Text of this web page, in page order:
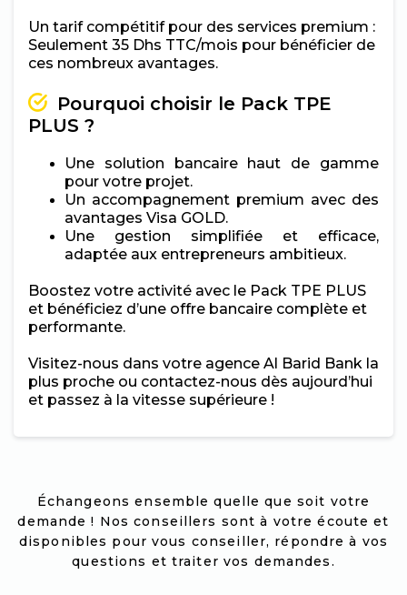
Un tarif compétitif pour des services premium :
Seulement 35 Dhs TTC/mois pour bénéficier de
ces nombreux avantages.
Pourquoi choisir le Pack TPE
PLUS ?
Une solution bancaire haut de gamme
pour votre projet.
Un accompagnement premium avec des
avantages Visa GOLD.
Une gestion simplifiée et efficace,
adaptée aux entrepreneurs ambitieux.
Boostez votre activité avec le Pack TPE PLUS
et bénéficiez d’une offre bancaire complète et
performante.
Visitez-nous dans votre agence Al Barid Bank la
plus proche ou contactez-nous dès aujourd’hui
et passez à la vitesse supérieure !
Échangeons ensemble quelle que soit votre
demande ! Nos conseillers sont à votre écoute et
disponibles pour vous conseiller, répondre à vos
questions et traiter vos demandes.